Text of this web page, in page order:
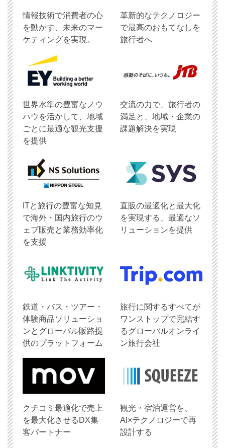
情報技術で消費者の心
を動かす、未来のマー
ケティングを実現。
革新的なテクノロジー
で最高のおもてなしを
旅行者へ
世界水準の豊富なノウ
ハウを活かして、地域
ごとに最適な観光支援
を提供
交流の力で、旅行者の
満足と、地域・企業の
課題解決を実現
ITと旅行の豊富な知見
で海外・国内旅行のウ
ェブ販売と業務効率化
を支援
直販の最適化と最大化
を実現する、最適なソ
リューションを提供
鉄道・バス・ツアー・
体験商品ソリューショ
ンとグローバル販路提
供のプラットフォーム
旅行に関するすべてが
ワンストップで完結す
るグローバルオンライ
ン旅行会社
クチコミ最適化で売上
を最大化させるDX集
客パートナー
観光・宿泊運営を、
AI×テクノロジーで再
設計する